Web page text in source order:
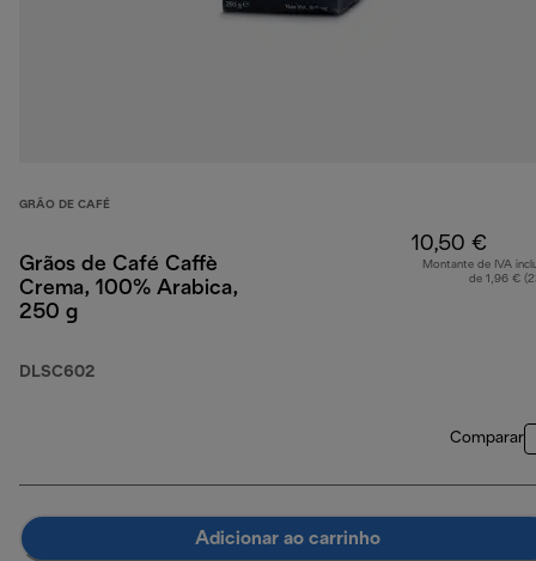
GRÃO DE CAFÉ
Grãos de Café Caffè
Crema, 100% Arabica,
250 g
DLSC602
10,50 €
Montante de IVA
de 1,96 €
Comparar
Adicionar ao carrinho